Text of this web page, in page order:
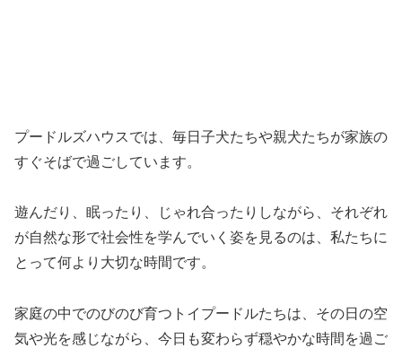
プードルズハウスでは、毎日子犬たちや親犬たちが家族の
すぐそばで過ごしています。
遊んだり、眠ったり、じゃれ合ったりしながら、それぞれ
が自然な形で社会性を学んでいく姿を見るのは、私たちに
とって何より大切な時間です。
家庭の中でのびのび育つトイプードルたちは、その日の空
気や光を感じながら、今日も変わらず穏やかな時間を過ご